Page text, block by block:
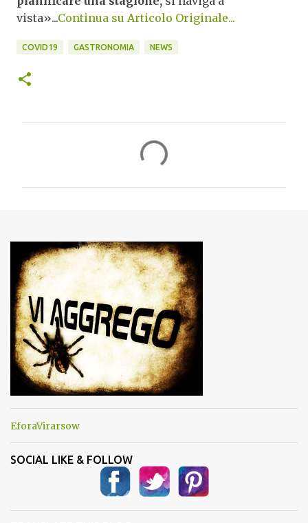
vista»...Continua su Articolo Originale...
COVID19 GASTRONOMIA NEWS
n
t
i
EforaVirarsow
SOCIAL LIKE & FOLLOW